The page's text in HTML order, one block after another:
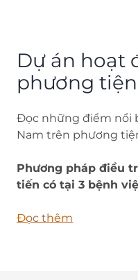
Dự án hoạt
phương
Đọc những điểm nổi
Nam trên phương
Phương pháp điều
tiến có tại 3 bệnh
Đọc thêm